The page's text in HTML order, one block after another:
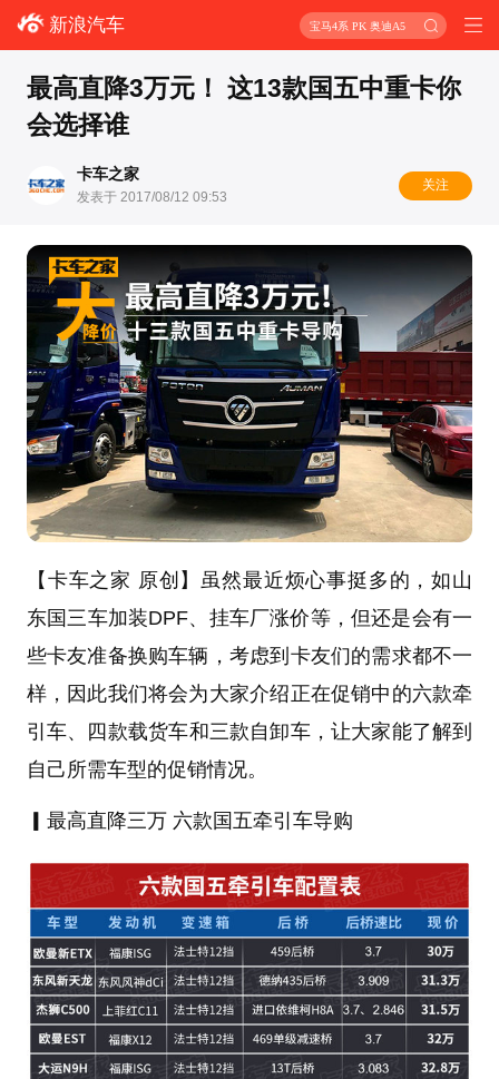
新浪汽车 宝马4系 PK 奥迪A5
最高直降3万元！ 这13款国五中重卡你
会选择谁
卡车之家
发表于 2017/08/12 09:53
关注
【卡车之家 原创】虽然最近烦心事挺多的，如山
东国三车加装DPF、 挂车厂涨价等，但还是会有一
些卡友准备换购车辆，考虑到卡友们的需求都不一
样，因此我们将会为大家介绍正在促销中的六款牵
引车、四款载货车和三款自卸车，让大家能了解到
自己所需车型的促销情况。
最高直降三万 六款国五牵引车导购